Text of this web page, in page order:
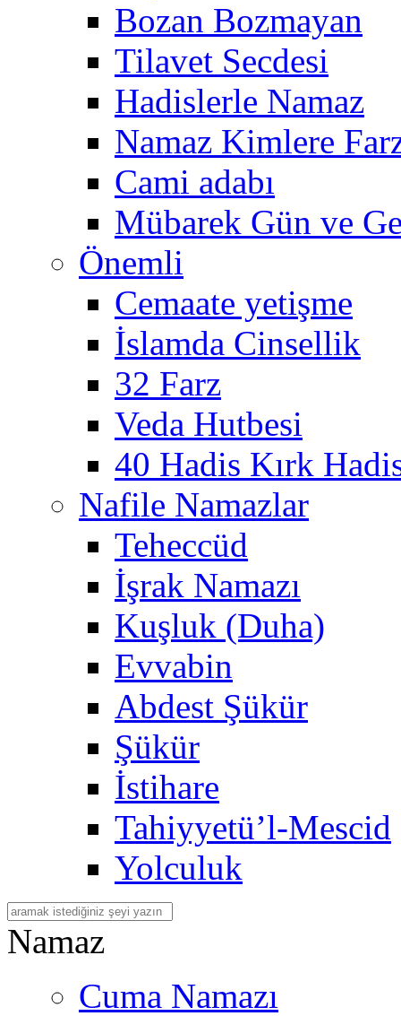
Bozan Bozmayan
Tilavet Secdesi
Hadislerle Namaz
Namaz Kimlere
Cami adabı
Mübarek Gün ve
Önemli
Cemaate yetişme
İslamda Cinsellik
32 Farz
Veda Hutbesi
40 Hadis Kırk
Nafile Namazlar
Teheccüd
İşrak Namazı
Kuşluk (Duha)
Evvabin
Abdest Şükür
Şükür
İstihare
Tahiyyetü’l-Mescid
Yolculuk
Namaz
Cuma Namazı